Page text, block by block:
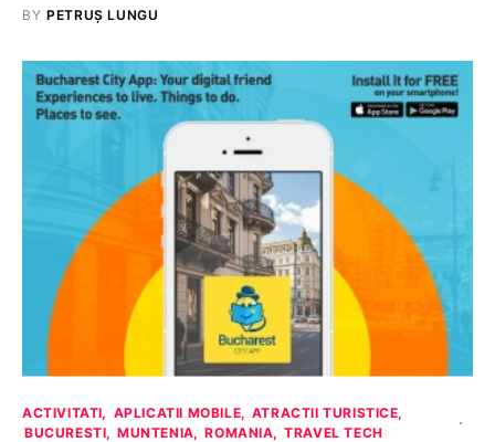
BY PETRUȘ LUNGU
ACTIVITATI APLICATII MOBILE
ATRACTII TURISTICE
BUCURESTI
MUNTENIA ROMANIA
TRAVEL TECH